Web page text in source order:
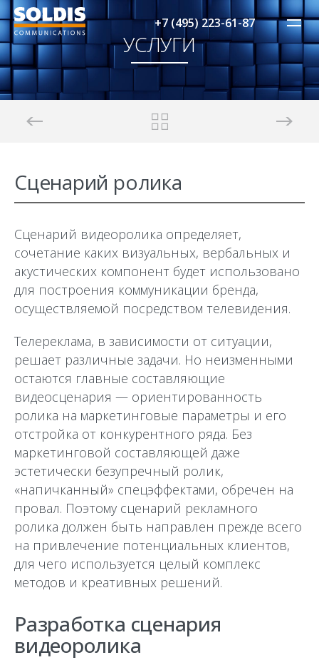
+7 (495) 223-61-87
УСЛУГИ
Сценарий ролика
Сценарий видеоролика определяет,
сочетание каких визуальных, вербальных и
акустических компонент будет использовано
для построения коммуникации бренда,
осуществляемой посредством телевидения.
Телереклама, в зависимости от ситуации,
решает различные задачи. Но неизменными
остаются главные составляющие
видеосценария — ориентированность
ролика на маркетинговые параметры и его
отстройка от конкурентного ряда. Без
маркетинговой составляющей даже
эстетически безупречный ролик,
«напичканный» спецэффектами, обречен на
провал. Поэтому сценарий рекламного
ролика должен быть направлен прежде всего
на привлечение потенциальных клиентов,
для чего используется целый комплекс
методов и креативных решений.
Разработка сценария
видеоролика